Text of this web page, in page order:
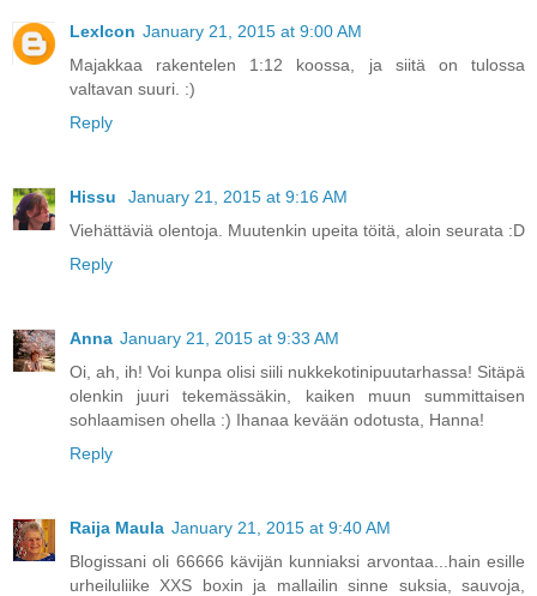
LexIcon January 21, 2015 at 9:00 AM
Majakkaa rakentelen 1:12 koossa, ja siitä on tulossa
valtavan suuri. :)
Reply
Hissu
January 21, 2015 at 9:16 AM
Viehättäviä olentoja. Muutenkin upeita töitä, aloin seurata :D
Reply
Anna January 21, 2015 at 9:33 AM
Oi, ah, ih! Voi kunpa olisi siili nukkekotinipuutarhassa! Sitäpä
olenkin juuri tekemässäkin, kaiken muun summittaisen
sohlaamisen ohella :) Ihanaa kevään odotusta, Hanna!
Reply
Raija Maula January 21, 2015 at 9:40 AM
Blogissani oli 66666 kävijän kunniaksi arvontaa...hain esille
urheiluliike XXS boxin ja mallailin sinne suksia, sauvoja,